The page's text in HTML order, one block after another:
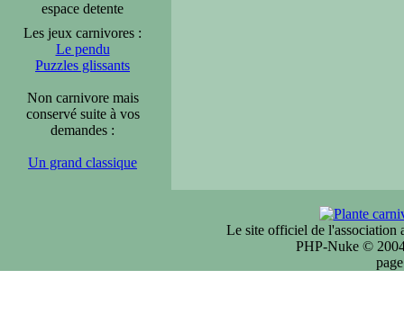
espace detente
Les jeux carnivores :
Le pendu
Puzzles glissants
Non carnivore mais
conservé suite à vos
demandes :
Un grand classique
Le site officiel de l'association
PHP-Nuke ©